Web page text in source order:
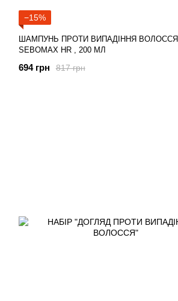
−15%
ШАМПУНЬ ПРОТИ ВИПАДІННЯ ВОЛОССЯ
SEBOMAX HR , 200 МЛ
817 грн
694 грн